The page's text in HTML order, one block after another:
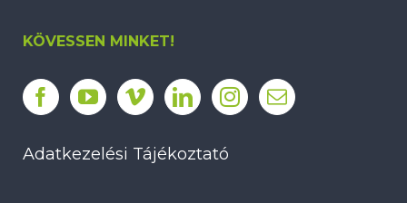
KÖVESSEN MINKET!
Adatkezelési Tájékoztató